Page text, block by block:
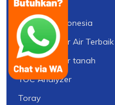
TDS Meter
Thermax Indonesia
tipe pH Meter Air Terbaik
tipe pH Meter tanah
TOC Analyzer
Toray